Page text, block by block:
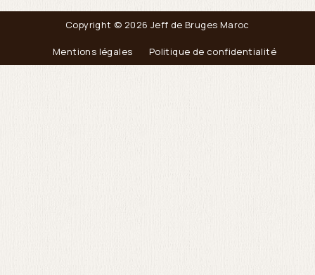
Copyright © 2026 Jeff de Bruges Maroc
Mentions légales Politique de confidentialité